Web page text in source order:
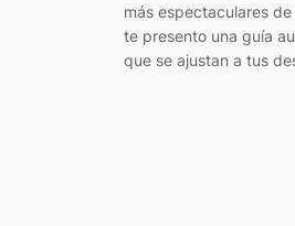
más espectaculares
te presento una guía
que se ajustan a tus